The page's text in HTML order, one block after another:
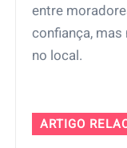
entre
confiança,
no local.
ARTIGO